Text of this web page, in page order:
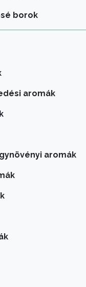
borok
aromák
aromák